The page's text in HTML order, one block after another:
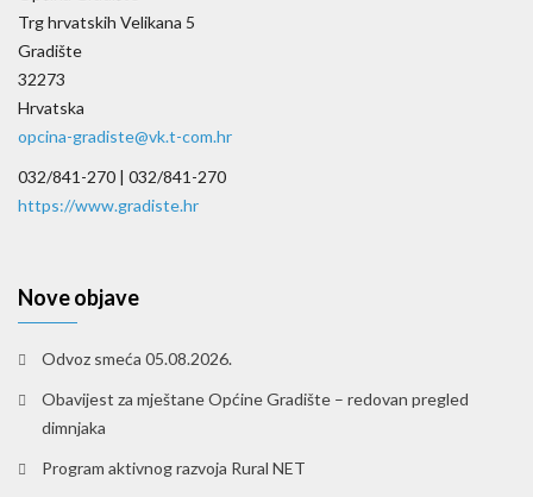
Trg hrvatskih Velikana 5
Gradište
32273
Hrvatska
opcina-gradiste@vk.t-com.hr
032/841-270 | 032/841-270
https://www.gradiste.hr
Nove objave
Odvoz smeća 05.08.2026.
Obavijest za mještane Općine Gradište – redovan pregled
dimnjaka
Program aktivnog razvoja Rural NET